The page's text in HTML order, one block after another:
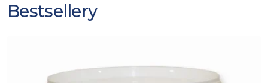
Bestsellery